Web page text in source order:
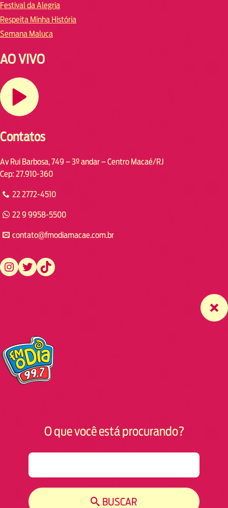
Festival da Alegria
Respeita Minha História
Semana Maluca
AO VIVO
Contatos
Av Rui Barbosa, 749 – 3º andar – Centro Macaé/RJ
Cep: 27.910-360
22 2772-4510
22 9 9958-5500
contato@fmodiamacae.com.br
https://www.instagram.com/fmodia.macae/ https://twitter.com/fmodia.macae/ https://www.tiktok.com/@fmodia.macae
O que você está procurando?
BUSCAR